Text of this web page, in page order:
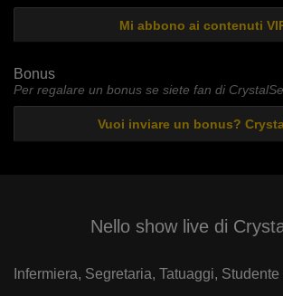
Mi abbono ai contenuti
Bonus
Per regalare un bonus se siete fan di
Vuoi inviare un bonus?
Nello show live di
Infermiera, Segretaria, Tatuaggi,